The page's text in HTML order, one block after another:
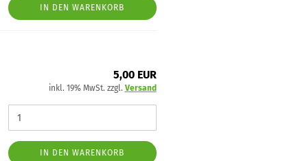
IN DEN WARENKORB
5,00 EUR
inkl. 19% MwSt. zzgl. Versand
IN DEN WARENKORB